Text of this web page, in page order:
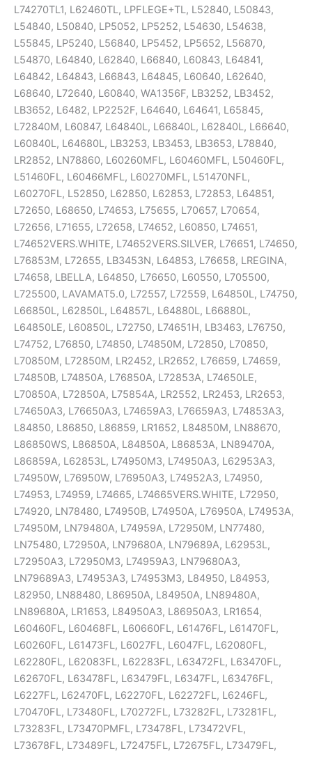
L74270TL1, L62460TL, LPFLEGE+TL, L52840, L50843,
L54840, L50840, LP5052, LP5252, L54630, L54638,
L55845, LP5240, L56840, LP5452, LP5652, L56870,
L54870, L64840, L62840, L66840, L60843, L64841,
L64842, L64843, L66843, L64845, L60640, L62640,
L68640, L72640, L60840, WA1356F, LB3252, LB3452,
LB3652, L6482, LP2252F, L64640, L64641, L65845,
L72840M, L60847, L64840L, L66840L, L62840L, L66640,
L60840L, L64680L, LB3253, LB3453, LB3653, L78840,
LR2852, LN78860, L60260MFL, L60460MFL, L50460FL,
L51460FL, L60466MFL, L60270MFL, L51470NFL,
L60270FL, L52850, L62850, L62853, L72853, L64851,
L72650, L68650, L74653, L75655, L70657, L70654,
L72656, L71655, L72658, L74652, L60850, L74651,
L74652VERS.WHITE, L74652VERS.SILVER, L76651, L74650,
L76853M, L72655, LB3453N, L64853, L76658, LREGINA,
L74658, LBELLA, L64850, L76650, L60550, L705500,
L725500, LAVAMAT5.0, L72557, L72559, L64850L, L74750,
L66850L, L62850L, L64857L, L64880L, L66880L,
L64850LE, L60850L, L72750, L74651H, LB3463, L76750,
L74752, L76850, L74850, L74850M, L72850, L70850,
L70850M, L72850M, LR2452, LR2652, L76659, L74659,
L74850B, L74850A, L76850A, L72853A, L74650LE,
L70850A, L72850A, L75854A, LR2552, LR2453, LR2653,
L74650A3, L76650A3, L74659A3, L76659A3, L74853A3,
L84850, L86850, L86859, LR1652, L84850M, LN88670,
L86850WS, L86850A, L84850A, L86853A, LN89470A,
L86859A, L62853L, L74950M3, L74950A3, L62953A3,
L74950W, L76950W, L76950A3, L74952A3, L74950,
L74953, L74959, L74665, L74665VERS.WHITE, L72950,
L74920, LN78480, L74950B, L74950A, L76950A, L74953A,
L74950M, LN79480A, L74959A, L72950M, LN77480,
LN75480, L72950A, LN79680A, LN79689A, L62953L,
L72950A3, L72950M3, L74959A3, LN79680A3,
LN79689A3, L74953A3, L74953M3, L84950, L84953,
L82950, LN88480, L86950A, L84950A, LN89480A,
LN89680A, LR1653, L84950A3, L86950A3, LR1654,
L60460FL, L60468FL, L60660FL, L61476FL, L61470FL,
L60260FL, L61473FL, L6027FL, L6047FL, L62080FL,
L62280FL, L62083FL, L62283FL, L63472FL, L63470FL,
L62670FL, L63478FL, L63479FL, L6347FL, L63476FL,
L6227FL, L62470FL, L62270FL, L62272FL, L6246FL,
L70470FL, L73480FL, L70272FL, L73282FL, L73281FL,
L73283FL, L73470PMFL, L73478FL, L73472VFL,
L73678FL, L73489FL, L72475FL, L72675FL, L73479FL,